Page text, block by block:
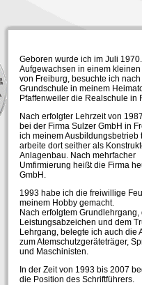
Geboren wurde ich im Juli 1970.
Aufgewachsen in einem kleinen
von Freiburg, besuchte ich nach
Grundschule in meinem
Pfaffenweiler die Realschule in
Nach erfolgter Lehrzeit von
bei der Firma Sulzer GmbH in
ich meinem Ausbildungsbetrieb
arbeite dort seither als
Anlagenbau. Nach mehrfacher
Umfirmierung heißt die Firma
GmbH.
1993 habe ich die freiwillige
meinem Hobby gemacht.
Nach erfolgtem Grundlehrgang,
Leistungsabzeichen und dem
Lehrgang, belegte ich auch die
zum Atemschutzgeräteträger,
und Maschinisten.
In der Zeit von 1993 bis 2007
die Position des Schriftführers.